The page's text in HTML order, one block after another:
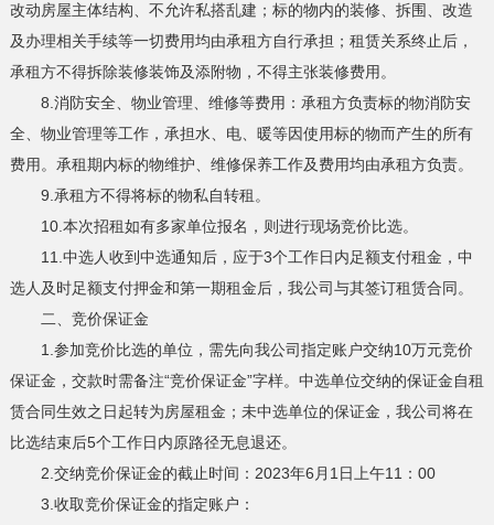
改动房屋主体结构、不允许私搭乱建；标的物内的装修、拆围、改造
及办理相关手续等一切费用均由承租方自行承担；租赁关系终止后，
承租方不得拆除装修装饰及添附物，不得主张装修费用。
8.消防安全、物业管理、维修等费用：承租方负责标的物消防安
全、物业管理等工作，承担水、电、暖等因使用标的物而产生的所有
费用。承租期内标的物维护、维修保养工作及费用均由承租方负责。
9.承租方不得将标的物私自转租。
10.本次招租如有多家单位报名，则进行现场竞价比选。
11.中选人收到中选通知后，应于3个工作日内足额支付租金，中
选人及时足额支付押金和第一期租金后，我公司与其签订租赁合同。
二、竞价保证金
1.参加竞价比选的单位，需先向我公司指定账户交纳10万元竞价
保证金，交款时需备注“竞价保证金”字样。中选单位交纳的保证金自租
赁合同生效之日起转为房屋租金；未中选单位的保证金，我公司将在
比选结束后5个工作日内原路径无息退还。
2.交纳竞价保证金的截止时间：2023年6月1日上午11：00
3.收取竞价保证金的指定账户：